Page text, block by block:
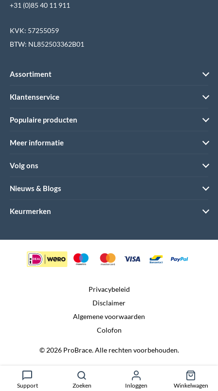
+31 (0)85 40 11 911
KVK: 57255059
BTW: NL852503362B01
Assortiment
Klantenservice
Populaire producten
Meer informatie
Volg ons
Nieuws & Blogs
Keurmerken
© 2026 ProBrace. Alle rechten voorbehouden.
Privacybeleid
Disclaimer
Algemene voorwaarden
Colofon
Realisatie door: Dtch. Digitals
Support Zoeken Inloggen Winkelwagen